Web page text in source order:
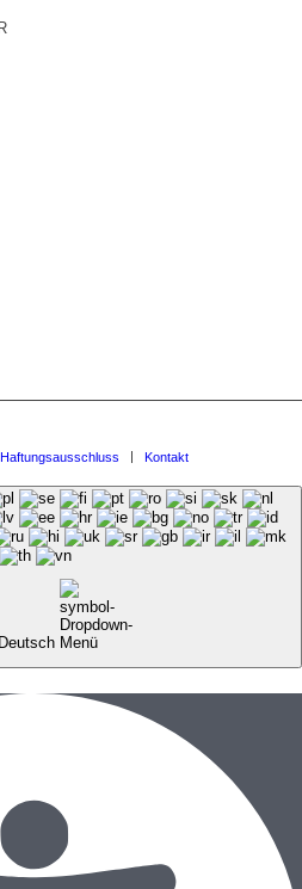
Haftungsausschluss Kontakt
Deutsch